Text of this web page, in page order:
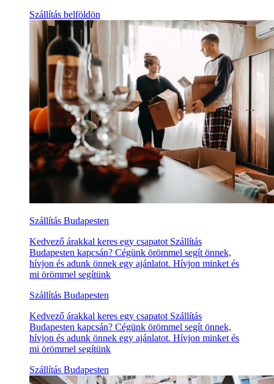
Szállítás belföldön
Szállítás Budapesten
Kedvező árakkal keres egy csapatot Szállítás
Budapesten kapcsán? Cégünk örömmel segít önnek,
hívjon és adunk önnek egy ajánlatot. Hívjon minket és
mi örömmel segítünk
Szállítás Budapesten
Kedvező árakkal keres egy csapatot Szállítás
Budapesten kapcsán? Cégünk örömmel segít önnek,
hívjon és adunk önnek egy ajánlatot. Hívjon minket és
mi örömmel segítünk
Szállítás Budapesten